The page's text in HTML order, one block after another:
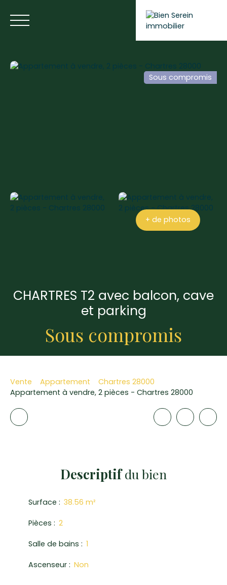
Sous compromis
+ de photos
CHARTRES T2 avec balcon, cave
et parking
Sous compromis
Vente Appartement
Chartres 28000
Appartement à vendre, 2 pièces - Chartres 28000
Descriptifdu bien
Surface : 38.56 m²
Pièces : 2
Salle de bains : 1
Ascenseur : Non